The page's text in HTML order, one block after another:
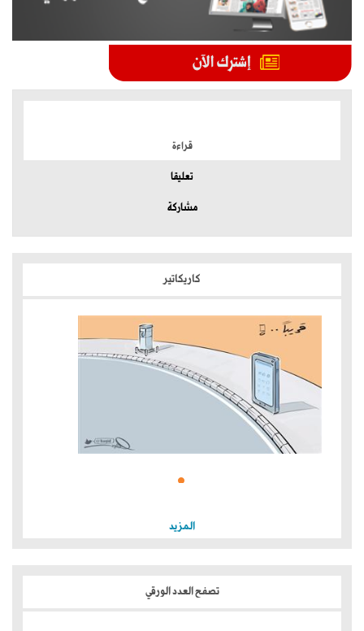
قراءة
تعليقا
مشاركة
كاريكاتير
المزيد
تصفح العدد الورقي